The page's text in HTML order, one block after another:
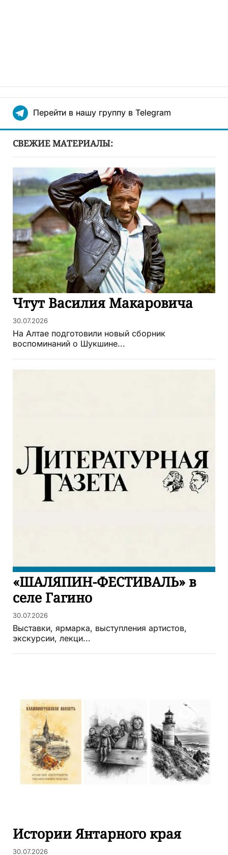
Перейти в нашу группу в Telegram
СВЕЖИЕ МАТЕРИАЛЫ:
Чтут Василия Макаровича
30.07.2026
На Алтае подготовили новый сборник
воспоминаний о Шукшине...
«ШАЛЯПИН-ФЕСТИВАЛЬ» в
селе Гагино
30.07.2026
Выставки, ярмарка, выступления артистов,
экскурсии, лекци...
Истории Янтарного края
30.07.2026